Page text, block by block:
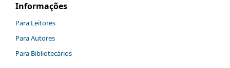
Informações
Para Leitores
Para Autores
Para Bibliotecários